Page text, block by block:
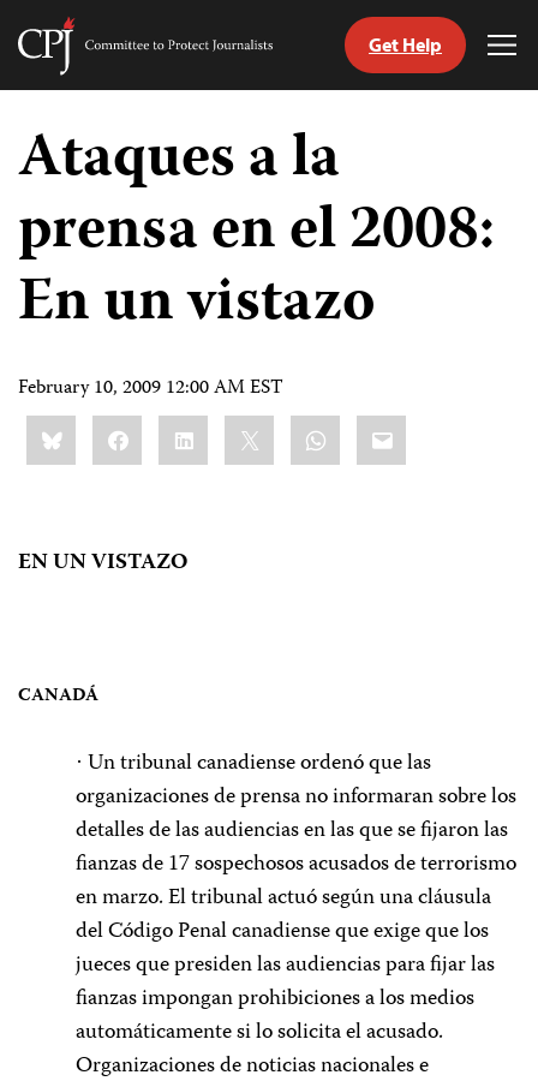
Skip
content
Committee
Get Help
Ataques a la
prensa en el 2008:
En un vistazo
February 10, 2009 12:00 AM EST
Share
this:BlueskyFacebookLinkedIn WhatsApp
Email
EN UN VISTAZO
CANADÁ
· Un tribunal canadiense ordenó que las
organizaciones de prensa no informaran sobre los
detalles de las audiencias en las que se fijaron las
fianzas de 17 sospechosos acusados de terrorismo
en marzo. El tribunal actuó según una cláusula
del Código Penal canadiense que exige que los
jueces que presiden las audiencias para fijar las
fianzas impongan prohibiciones a los medios
automáticamente si lo solicita el acusado.
Organizaciones de noticias nacionales e